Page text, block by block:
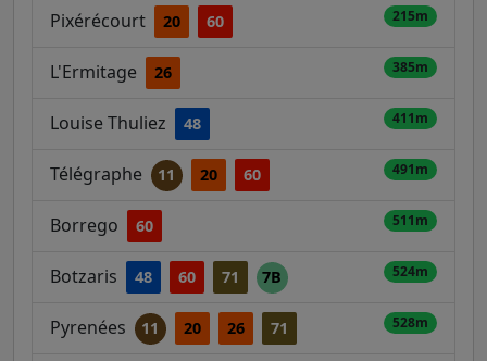
Pixérécourt 20 60 215m
L'Ermitage 26 385m
Louise Thuliez 48 411m
Télégraphe 11 20 60 491m
Borrego 60 511m
Botzaris 48 60 71 7B 524m
Pyrenées 11 20 26 71 528m